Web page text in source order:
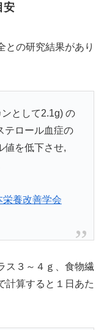
安
の研究結果があり
として2.1g) の
テロール血症の
値を低下させ,
養改善学会
ス３～４ｇ、食物繊
計算すると１日あた